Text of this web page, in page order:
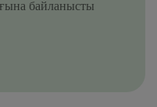
байланысты